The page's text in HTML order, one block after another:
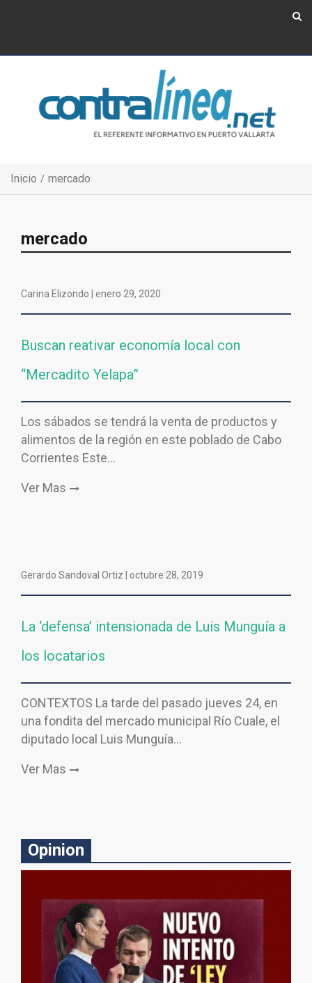
Inicio mercado
mercado
Carina Elizondo | enero 29, 2020
Buscan reativar economía local con
“Mercadito Yelapa”
Los sábados se tendrá la venta de productos y
alimentos de la región en este poblado de Cabo
Corrientes Este…
Ver Mas
Gerardo Sandoval Ortiz | octubre 28, 2019
La ‘defensa’ intensionada de Luis Munguía a
los locatarios
CONTEXTOS La tarde del pasado jueves 24, en
una fondita del mercado municipal Río Cuale, el
diputado local Luis Munguía…
Ver Mas
Opinion